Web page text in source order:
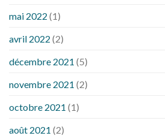
mai 2022 (1)
avril 2022 (2)
décembre 2021 (5)
novembre 2021 (2)
octobre 2021 (1)
août 2021 (2)